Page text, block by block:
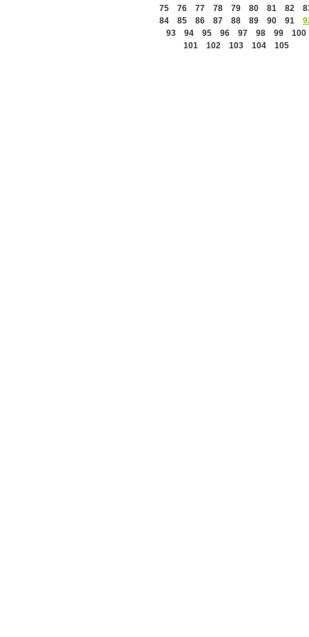
75
76 77 78 79 80 81 82
84
85 86 87 88 89 90 91
93
94 95 96 97 98 99
100
101
102 103 104 105